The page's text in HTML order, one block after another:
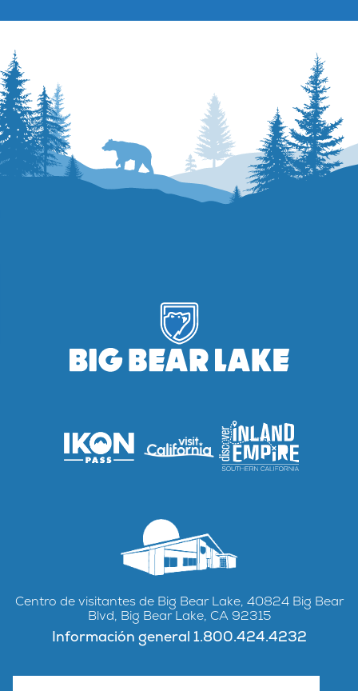
Centro de visitantes de Big Bear Lake, 40824 Big Bear
Blvd, Big Bear Lake, CA 92315
Información general 1.800.424.4232